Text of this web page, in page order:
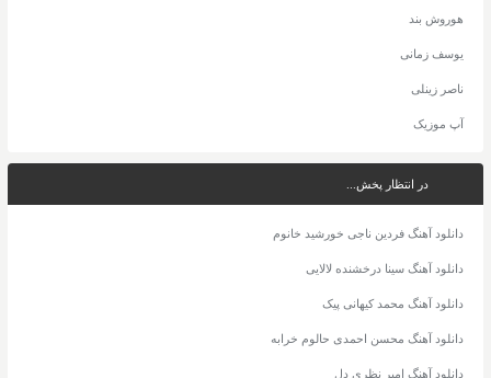
هوروش بند
یوسف زمانی
ناصر زینلی
آپ موزیک
در انتظار پخش...
دانلود آهنگ فردین ناجی خورشید خانوم
دانلود آهنگ سینا درخشنده لالایی
دانلود آهنگ محمد کیهانی پیک
دانلود آهنگ محسن احمدی حالوم خرابه
دانلود آهنگ امیر نظری دل